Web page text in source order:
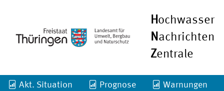
Hochwasser
Nachrichten
Zentrale
Akt. Situation Prognose Warnungen